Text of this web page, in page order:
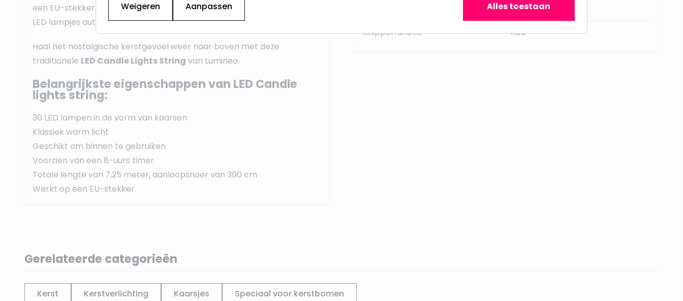
een EU-stekker en is uitgerust met een handige8-uurs timer
LED lampjes automatisch in- en uitschakelen.
Haal het nostalgische kerstgevoel weer naar boven met deze
traditionele LED Candle Lights String van Lumineo.
Belangrijkste eigenschappen van LED Candle
lights string:
30 LED lampen in de vorm van kaarsen
Klassiek warm licht
Geschikt om binnen te gebruiken
Voorzien van een 8-uurs timer
Totale lengte van 7,25 meter, aanloopsnoer van 300 cm
Werkt op een EU-stekker
8 uur aan 16 uur uit
Knipperfunctie
nee
Gerelateerde categorieën
Kerst Kerstverlichting Kaarsjes Speciaal voor kerstbomen
Weigeren Aanpassen Alles toestaan